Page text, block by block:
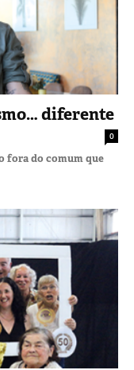
diferente
0
fora do comum que